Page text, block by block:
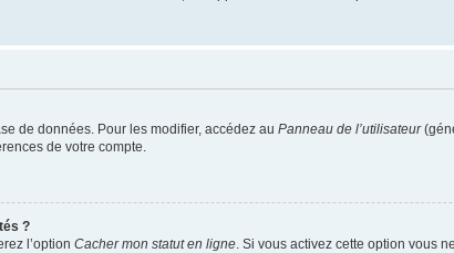
de données. Pour les modifier, accédez au Panneau de l’utilisateur
de votre compte.
?
l’option Cacher mon statut en ligne. Si vous activez cette option vous